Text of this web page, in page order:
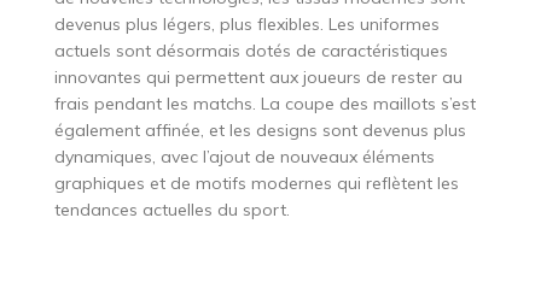
devenus plus légers, plus flexibles. Les uniformes
actuels sont désormais dotés de caractéristiques
innovantes qui permettent aux joueurs de rester au
frais pendant les matchs. La coupe des maillots s’est
également affinée, et les designs sont devenus plus
dynamiques, avec l’ajout de nouveaux éléments
graphiques et de motifs modernes qui reflètent les
tendances actuelles du sport.